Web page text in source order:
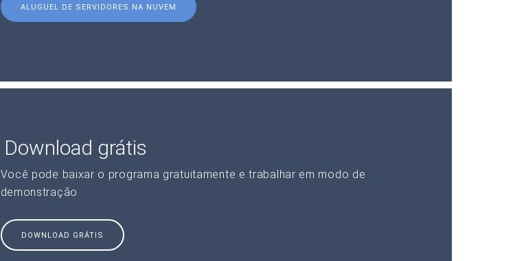
ALUGUEL DE SERVIDORES NA NUVEM
Download grátis
Você pode baixar o programa gratuitamente e trabalhar em modo de
demonstração
DOWNLOAD GRÁTIS